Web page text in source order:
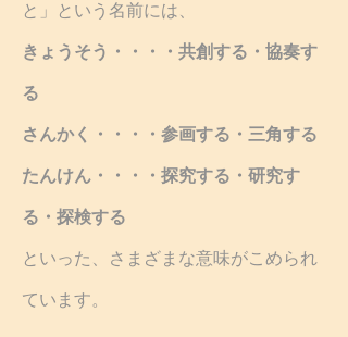
と」という名前には、
きょうそう・・・・共創する・協奏す
る
さんかく・・・・参画する・三角する
たんけん・・・・探究する・研究す
る・探検する
といった、さまざまな意味がこめられ
ています​。